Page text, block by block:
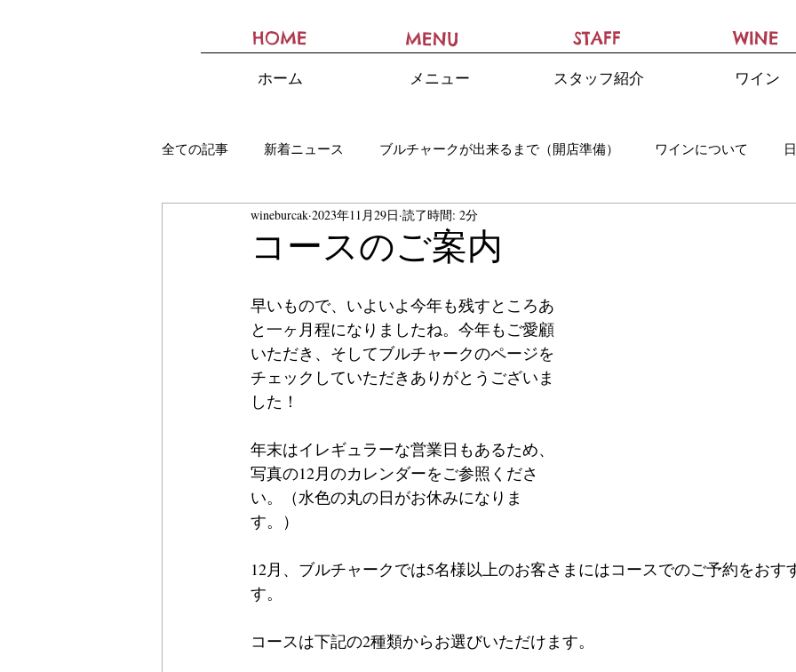
HOME MENU STAFF WINE
ホーム メニュー スタッフ紹介 ワイン
全ての記事 新着ニュース ブルチャークが出来るまで（開店準備） ワインについて
コースのご案内
wineburcak 2023年11月29日 読了時間: 2分
早いもので、いよいよ今年も残すところあ
と一ヶ月程になりましたね。今年もご愛顧
いただき、そしてブルチャークのページを
チェックしていただきありがとうございま
した！
年末はイレギュラーな営業日もあるため、
写真の12月のカレンダーをご参照くださ
い。（水色の丸の日がお休みになりま
す。）
12月、ブルチャークでは5名様以上のお客さまにはコースでのご予約をおす
す。
コースは下記の2種類からお選びいただけます。